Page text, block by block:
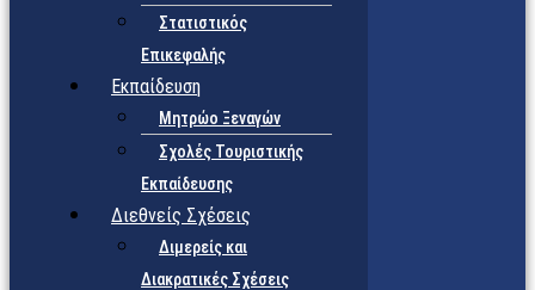
Στατιστικός
Επικεφαλής
Εκπαίδευση
Μητρώο Ξεναγών
Σχολές Τουριστικής
Εκπαίδευσης
Διεθνείς Σχέσεις
Διμερείς και
Διακρατικές Σχέσεις